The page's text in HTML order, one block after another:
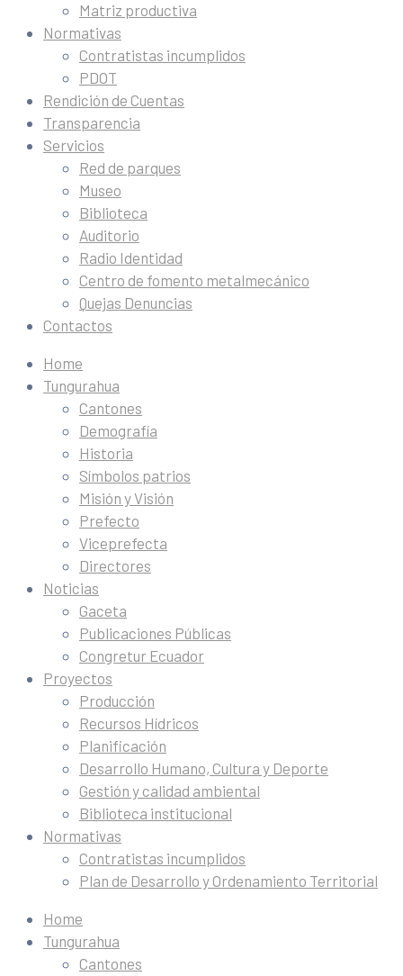
Matriz productiva
Normativas
Contratistas incumplidos
PDOT
Rendición de Cuentas
Transparencia
Servicios
Red de parques
Museo
Biblioteca
Auditorio
Radio Identidad
Centro de fomento metalmecánico
Quejas Denuncias
Contactos
Home
Tungurahua
Cantones
Demografía
Historia
Símbolos patrios
Misión y Visión
Prefecto
Viceprefecta
Directores
Noticias
Gaceta
Publicaciones Públicas
Congretur Ecuador
Proyectos
Producción
Recursos Hídricos
Planificación
Desarrollo Humano, Cultura y Deporte
Gestión y calidad ambiental
Biblioteca institucional
Normativas
Contratistas incumplidos
Plan de Desarrollo y Ordenamiento Territorial
Home
Tungurahua
Cantones